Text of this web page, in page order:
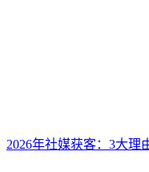
2026年社媒获客：3大理